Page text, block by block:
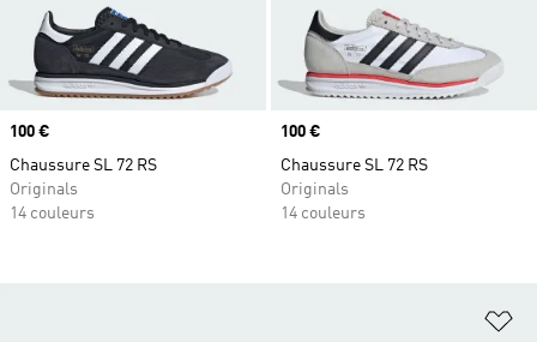
Prix
100 €
Chaussure SL 72 RS
Originals
14 couleurs
Prix
100 €
Chaussure SL 72 RS
Originals
14 couleurs